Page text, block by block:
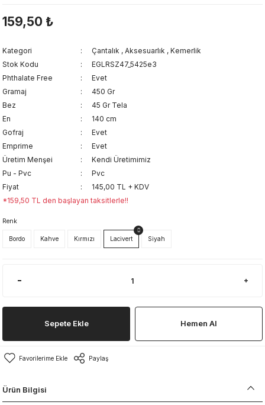
159,50 ₺
Kategori Çantalık , Aksesuarlık , Kemerlik
Stok Kodu
EGLRSZ47_5425e3
Phthalate Free
Evet
Gramaj
450 Gr
Bez
45 Gr Tela
En
140 cm
Gofraj
Evet
Emprime
Evet
Üretim Menşei
Kendi Üretimimiz
Pu - Pvc
Pvc
Fiyat
145,00 TL + KDV
*159,50 TL den başlayan taksitlerle!!
Renk
Bordo Kahve Kırmızı Lacivert Siyah
Sepete Ekle Hemen Al
Paylaş
Ürün Bilgisi